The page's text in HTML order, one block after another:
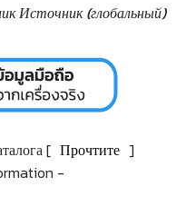
Источник (глобальный)
[ Прочтите ]
-